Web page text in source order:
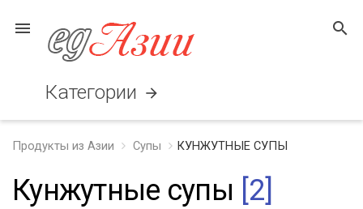
menu search
Категории arrow_forward
Продукты из Азии Супы КУНЖУТНЫЕ СУПЫ
Кунжутные супы [2]